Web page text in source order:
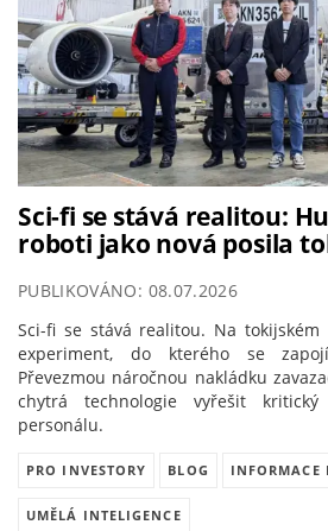
Sci-fi se stává realitou:
roboti jako nová posila
PUBLIKOVÁNO: 08.07.2026
Sci-fi se stává realitou. Na
experiment, do kterého se
Převezmou náročnou nakládku
chytrá technologie vyřešit
personálu.
PRO INVESTORY BLOG INFORMACE
UMĚLÁ INTELIGENCE